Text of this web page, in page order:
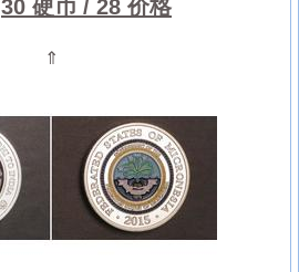
30 硬币 / 28 价格
⇑